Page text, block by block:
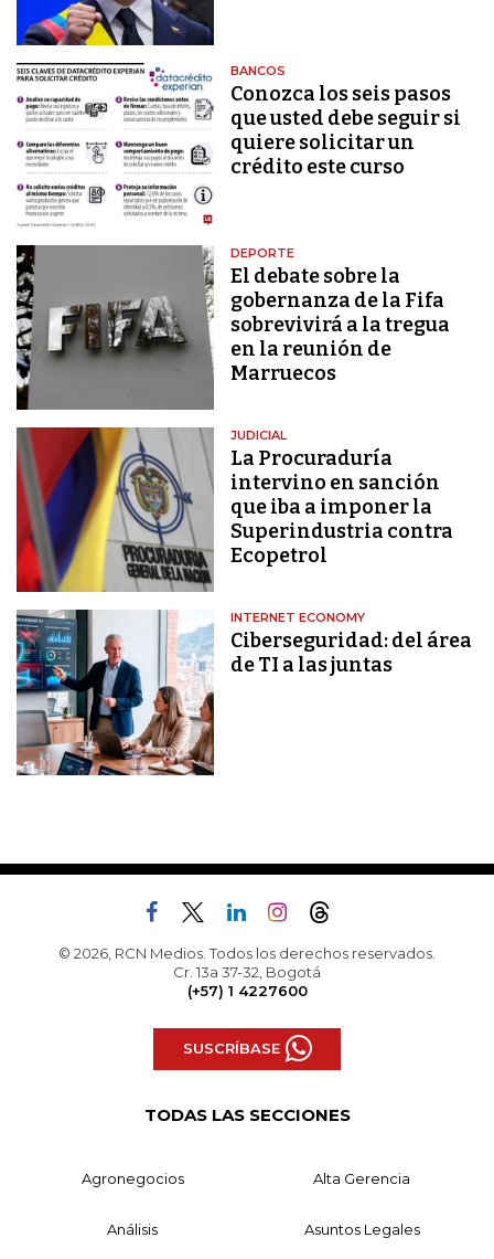
BANCOS
Conozca los seis pasos
que usted debe seguir si
quiere solicitar un
crédito este curso
DEPORTE
El debate sobre la
gobernanza de la Fifa
sobrevivirá a la tregua
en la reunión de
Marruecos
JUDICIAL
La Procuraduría
intervino en sanción
que iba a imponer la
Superindustria contra
Ecopetrol
INTERNET ECONOMY
Ciberseguridad: del área
de TI a las juntas
© 2026, RCN Medios. Todos los derechos reservados.
Cr. 13a 37-32, Bogotá
(+57) 1 4227600
SUSCRÍBASE
TODAS LAS SECCIONES
Agronegocios Alta Gerencia
Análisis Asuntos Legales